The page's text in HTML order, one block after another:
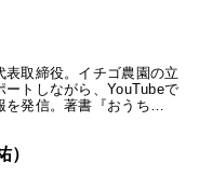
取締役。イチゴ農園の立
ートしながら、YouTubeで
を発信。著書『おうち…
）